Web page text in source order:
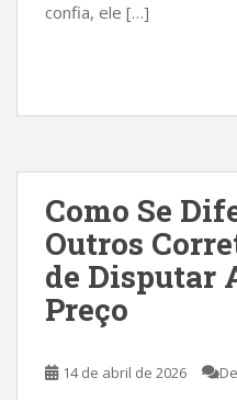
confia, ele […]
Como Se
Outros
de Disputar
Preço
14 de abril de 2026